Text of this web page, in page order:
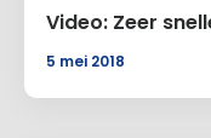
Video: Zeer
5 mei 2018